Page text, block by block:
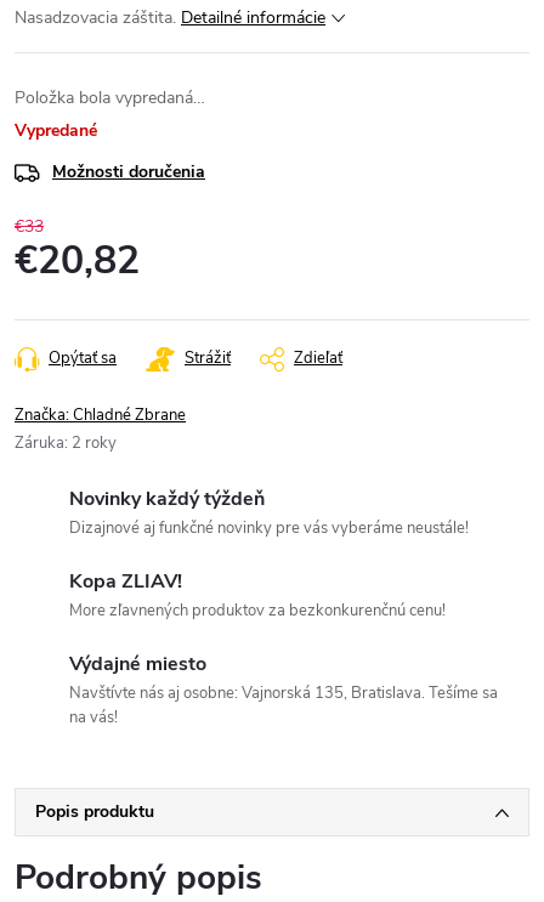
Nasadzovacia záštita. Detailné informácie
Položka bola vypredaná…
Vypredané
Možnosti doručenia
€33
€20,82
cena:
Opýtať sa Strážiť Zdieľať
Značka:Chladné Zbrane
Záruka: 2 roky
Novinky každý týždeň
Dizajnové aj funkčné novinky pre vás vyberáme neustále!
Kopa ZLIAV!
More zľavnených produktov za bezkonkurenčnú cenu!
Výdajné miesto
Navštívte nás aj osobne: Vajnorská 135, Bratislava. Tešíme sa
na vás!
Popis produktu
Podrobný popis